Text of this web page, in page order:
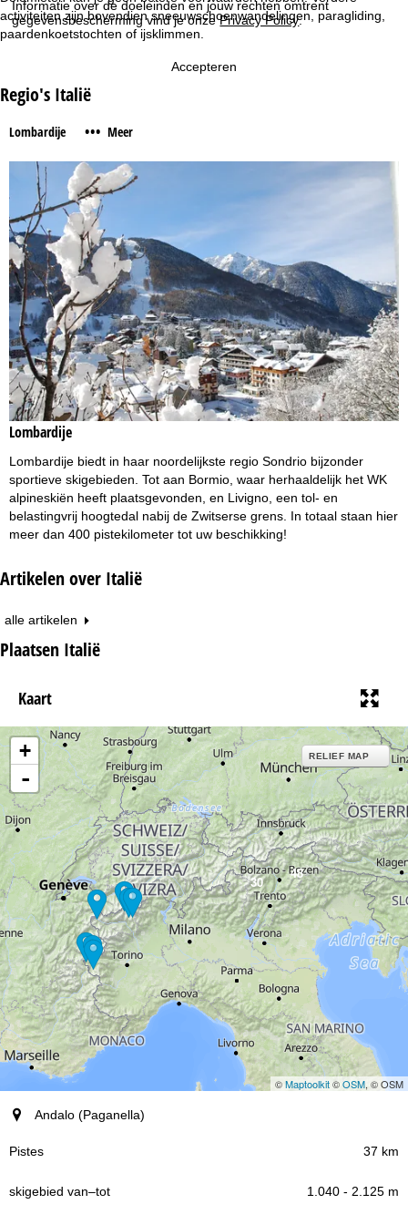
Informatie over de doeleinden en jouw rechten omtrent
gegevensbescherming vind je onzePrivacy Policy.
Accepteren
activiteiten zijn bovendien sneeuwschoenwandelingen, paragliding,
paardenkoetstochten of ijsklimmen.
Regio's Italië
Lombardije ••• Meer
Lombardije
Lombardije biedt in haar noordelijkste regio Sondrio bijzonder
sportieve skigebieden. Tot aan Bormio, waar herhaaldelijk het WK
alpineskiën heeft plaatsgevonden, en Livigno, een tol- en
belastingvrij hoogtedal nabij de Zwitserse grens. In totaal staan hier
meer dan 400 pistekilometer tot uw beschikking!
Artikelen over Italië
alle artikelen
Plaatsen Italië
Kaart
48
30
+
-
RELIEF MAP
©Maptoolkit©OSM, © OSM
Plaatsen (regio)
Pistes
Andalo (Paganella)
37 km
1.040 - 2.125 m